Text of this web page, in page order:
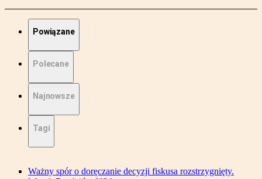
Powiązane
Polecane
Najnowsze
Tagi
Ważny spór o doręczanie decyzji fiskusa rozstrzygnięty.